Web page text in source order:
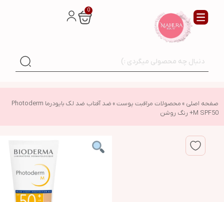
0
صفحه اصلی » محصولات مراقبت پوست»
ضد آفتاب ضد لک بایودرما Photoderm
M SPF50+ رنگ روشن